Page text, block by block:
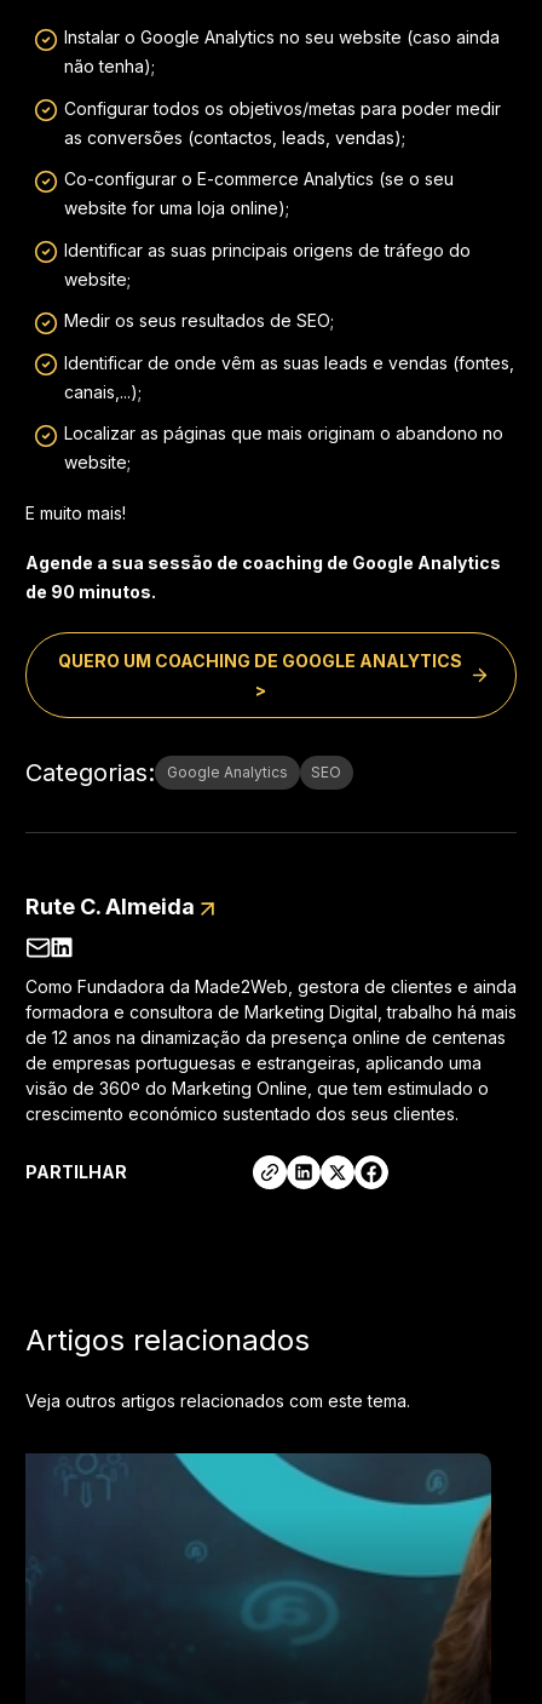
PARTILHAR
Instalar o Google Analytics no seu website (caso ainda
não tenha);
Configurar todos os objetivos/metas para poder medir
as conversões (contactos, leads, vendas);
Co-configurar o E-commerce Analytics (se o seu
website for uma loja online);
Identificar as suas principais origens de tráfego do
website;
Medir os seus resultados de SEO;
Identificar de onde vêm as suas leads e vendas (fontes,
canais,...);
Localizar as páginas que mais originam o abandono no
website;
E muito mais!
Agende a sua sessão de coaching de Google Analytics
de 90 minutos.
QUERO UM COACHING DE GOOGLE ANALYTICS
>
Categorias: Google Analytics SEO
Rute C. Almeida
Como Fundadora da Made2Web, gestora de clientes e ainda
formadora e consultora de Marketing Digital, trabalho há mais
de 12 anos na dinamização da presença online de centenas
de empresas portuguesas e estrangeiras, aplicando uma
visão de 360º do Marketing Online, que tem estimulado o
crescimento económico sustentado dos seus clientes.
Artigos relacionados
Veja outros artigos relacionados com este tema.